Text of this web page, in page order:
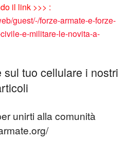
il link >>> :
guest/-/forze-armate-e-forze-
e-militare-le-novita-a-
tuo cellulare i nostri
unirti alla comunità